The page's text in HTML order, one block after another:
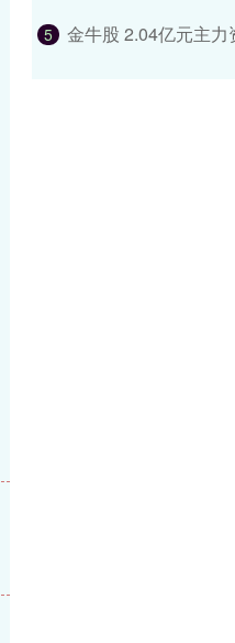
5 金牛股 2.04亿元主